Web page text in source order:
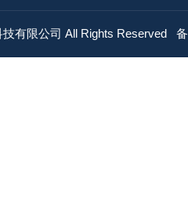
有限公司 All Rights Reserved